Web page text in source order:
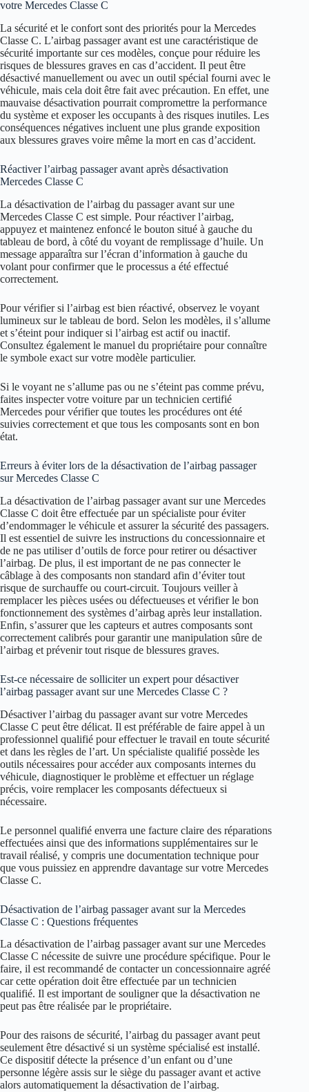
votre Mercedes Classe C
La sécurité et le confort sont des priorités pour la Mercedes
Classe C. L’airbag passager avant est une caractéristique de
sécurité importante sur ces modèles, conçue pour réduire les
risques de blessures graves en cas d’accident. Il peut être
désactivé manuellement ou avec un outil spécial fourni avec le
véhicule, mais cela doit être fait avec précaution. En effet, une
mauvaise désactivation pourrait compromettre la performance
du système et exposer les occupants à des risques inutiles. Les
conséquences négatives incluent une plus grande exposition
aux blessures graves voire même la mort en cas d’accident.
Réactiver l’airbag passager avant après désactivation
Mercedes Classe C
La désactivation de l’airbag du passager avant sur une
Mercedes Classe C est simple. Pour réactiver l’airbag,
appuyez et maintenez enfoncé le bouton situé à gauche du
tableau de bord, à côté du voyant de remplissage d’huile. Un
message apparaîtra sur l’écran d’information à gauche du
volant pour confirmer que le processus a été effectué
correctement.
Pour vérifier si l’airbag est bien réactivé, observez le voyant
lumineux sur le tableau de bord. Selon les modèles, il s’allume
et s’éteint pour indiquer si l’airbag est actif ou inactif.
Consultez également le manuel du propriétaire pour connaître
le symbole exact sur votre modèle particulier.
Si le voyant ne s’allume pas ou ne s’éteint pas comme prévu,
faites inspecter votre voiture par un technicien certifié
Mercedes pour vérifier que toutes les procédures ont été
suivies correctement et que tous les composants sont en bon
état.
Erreurs à éviter lors de la désactivation de l’airbag passager
sur Mercedes Classe C
La désactivation de l’airbag passager avant sur une Mercedes
Classe C doit être effectuée par un spécialiste pour éviter
d’endommager le véhicule et assurer la sécurité des passagers.
Il est essentiel de suivre les instructions du concessionnaire et
de ne pas utiliser d’outils de force pour retirer ou désactiver
l’airbag. De plus, il est important de ne pas connecter le
câblage à des composants non standard afin d’éviter tout
risque de surchauffe ou court-circuit. Toujours veiller à
remplacer les pièces usées ou défectueuses et vérifier le bon
fonctionnement des systèmes d’airbag après leur installation.
Enfin, s’assurer que les capteurs et autres composants sont
correctement calibrés pour garantir une manipulation sûre de
l’airbag et prévenir tout risque de blessures graves.
Est-ce nécessaire de solliciter un expert pour désactiver
l’airbag passager avant sur une Mercedes Classe C ?
Désactiver l’airbag du passager avant sur votre Mercedes
Classe C peut être délicat. Il est préférable de faire appel à un
professionnel qualifié pour effectuer le travail en toute sécurité
et dans les règles de l’art. Un spécialiste qualifié possède les
outils nécessaires pour accéder aux composants internes du
véhicule, diagnostiquer le problème et effectuer un réglage
précis, voire remplacer les composants défectueux si
nécessaire.
Le personnel qualifié enverra une facture claire des réparations
effectuées ainsi que des informations supplémentaires sur le
travail réalisé, y compris une documentation technique pour
que vous puissiez en apprendre davantage sur votre Mercedes
Classe C.
Désactivation de l’airbag passager avant sur la Mercedes
Classe C : Questions fréquentes
La désactivation de l’airbag passager avant sur une Mercedes
Classe C nécessite de suivre une procédure spécifique. Pour le
faire, il est recommandé de contacter un concessionnaire agréé
car cette opération doit être effectuée par un technicien
qualifié. Il est important de souligner que la désactivation ne
peut pas être réalisée par le propriétaire.
Pour des raisons de sécurité, l’airbag du passager avant peut
seulement être désactivé si un système spécialisé est installé.
Ce dispositif détecte la présence d’un enfant ou d’une
personne légère assis sur le siège du passager avant et active
alors automatiquement la désactivation de l’airbag.